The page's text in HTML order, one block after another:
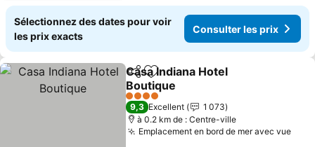
Sélectionnez des dates pour voir
les prix exacts
Consulter les prix
PartagerAjouter à mes favoris
Casa Indiana Hotel
Boutique
4 Étoiles
9,3 Excellent
1 073
à 0.2 km de : Centre-ville
Emplacement en bord de mer avec vue